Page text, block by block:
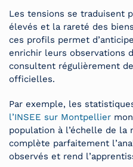
Les tensions se traduisent
élevés et la rareté des
ces profils permet
enrichir leurs observations
consultent régulièrement
officielles.
Par exemple, les
l’INSEE sur Montpellier
population à l’échelle de la
complète parfaitement
observés et rend